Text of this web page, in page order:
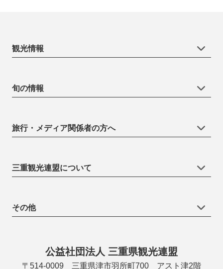
観光情報
旬の情報
旅行・メディア関係者の方へ
三重観光連盟について
その他
公益社団法人 三重県観光連盟
〒514-0009 三重県津市羽所町700 アスト津2階